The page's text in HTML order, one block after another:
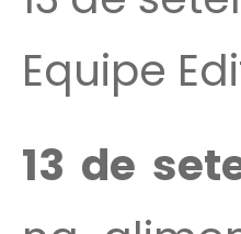
Equipe
13 de